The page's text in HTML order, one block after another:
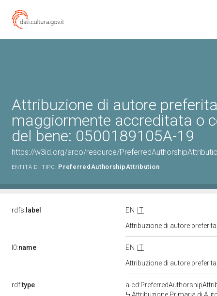
Attribuzione di autore
maggiormente accreditata o
del bene: 0500189105A-19
https://w3id.org/arco/resource/
ENTITÀ DI TIPO: PreferredAuthorshipAttribution
rdfs: label EN
IT
Attribuzione di autore
l0:name EN
IT
Attribuzione di autore
rdf:type
a-